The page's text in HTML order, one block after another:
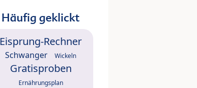
Häufig geklickt
Eisprung-Rechner
Schwanger Wickeln
Gratisproben
Ernährungsplan